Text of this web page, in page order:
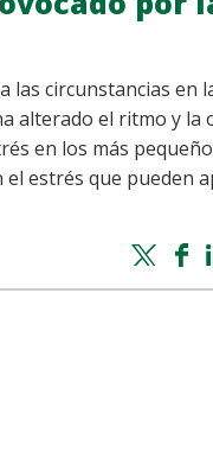
circunstancias en
alterado el ritmo y la
en los más
estrés que pueden
share